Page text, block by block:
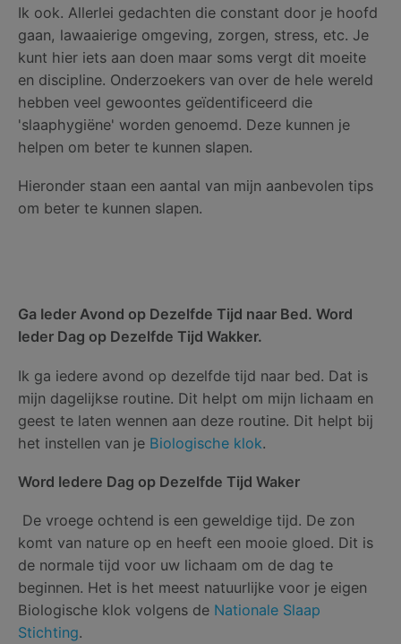
Ik ook. Allerlei gedachten die constant door je hoofd
gaan, lawaaierige omgeving, zorgen, stress, etc. Je
kunt hier iets aan doen maar soms vergt dit moeite
en discipline. Onderzoekers van over de hele wereld
hebben veel gewoontes geïdentificeerd die
'slaaphygiëne' worden genoemd. Deze kunnen je
helpen om beter te kunnen slapen.
Hieronder staan een aantal van mijn aanbevolen tips
om beter te kunnen slapen.
Ga Ieder Avond op Dezelfde Tijd naar Bed. Word
Ieder Dag op Dezelfde Tijd Wakker.
Ik ga iedere avond op dezelfde tijd naar bed. Dat is
mijn dagelijkse routine. Dit helpt om mijn lichaam en
geest te laten wennen aan deze routine. Dit helpt bij
het instellen van je Biologische klok.
Word Iedere Dag op Dezelfde Tijd Waker
De vroege ochtend is een geweldige tijd. De zon
komt van nature op en heeft een mooie gloed. Dit is
de normale tijd voor uw lichaam om de dag te
beginnen. Het is het meest natuurlijke voor je eigen
Biologische klok volgens de Nationale Slaap
Stichting.